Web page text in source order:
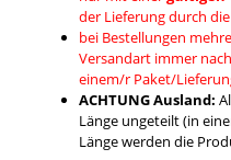
der Lieferung durch
bei Bestellungen
Versandart immer
einem/r Paket/
ACHTUNG Ausland:
Länge ungeteilt (in
Länge werden die